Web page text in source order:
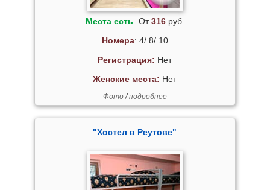
Места есть От316руб.
Номера: 4/ 8/ 10
Регистрация: Нет
Женские места: Нет
Фото/подробнее
"Хостел в Реутове"